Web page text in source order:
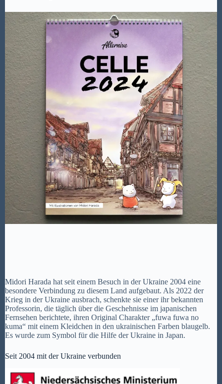
Midori Harada hat seit einem Besuch in der Ukraine 2004 eine
besondere Verbindung zu diesem Land aufgebaut. Als 2022 der
Krieg in der Ukraine ausbrach, schenkte sie einer ihr bekannten
Professorin, die täglich über die Geschehnisse im japanischen
Fernsehen berichtete, ihren Original Charakter „fuwa fuwa no
kuma“ mit einem Kleidchen in den ukrainischen Farben blaugelb.
Es wurde zum Symbol für die Hilfe der Ukraine in Japan.
Seit 2004 mit der Ukraine verbunden